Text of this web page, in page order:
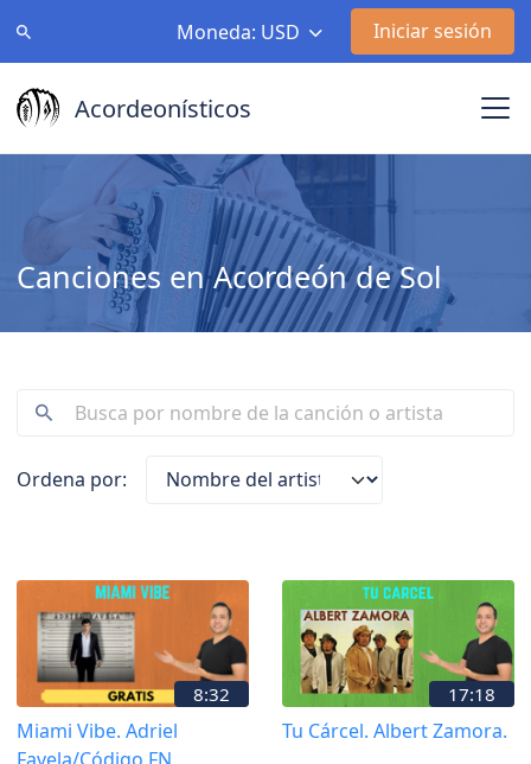
Moneda: USD Iniciar sesión
Acordeonísticos
Canciones en Acordeón de Sol
Ordena por:
8:32
Miami Vibe. Adriel
17:18
Tu Cárcel. Albert Zamora.